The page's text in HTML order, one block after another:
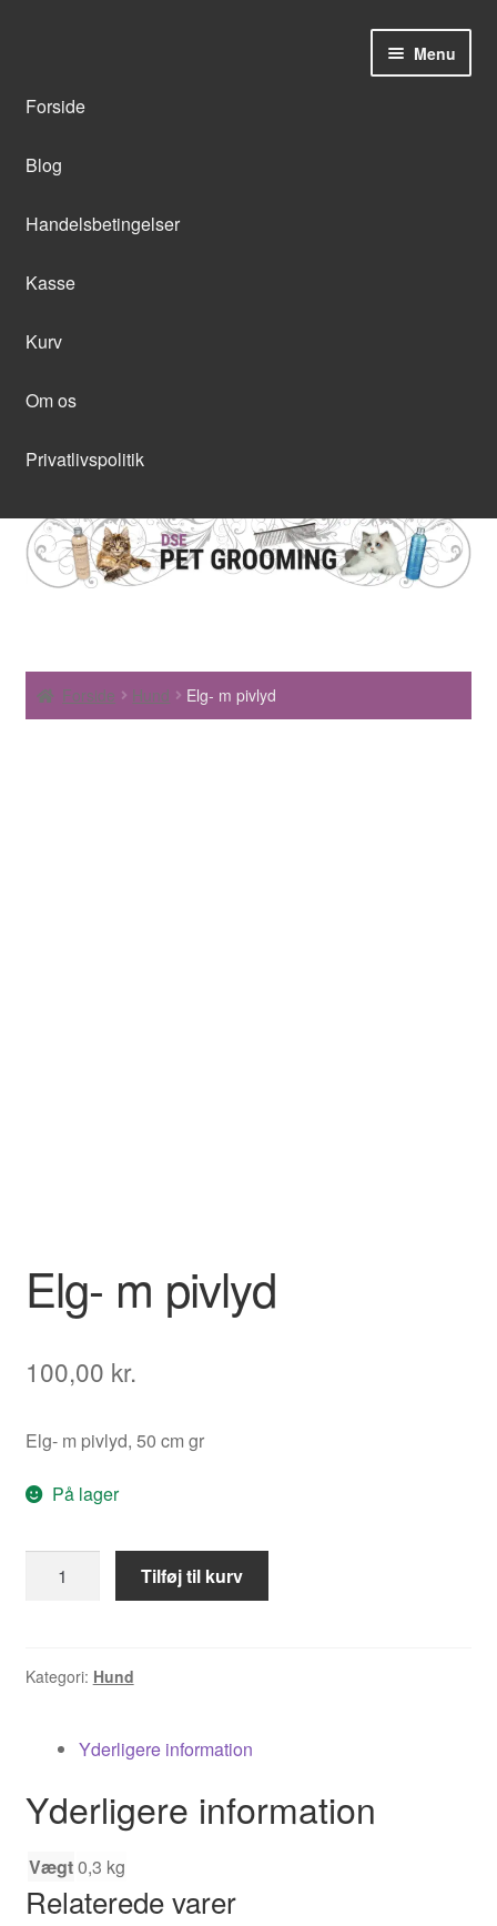
Menu
Forside
Blog
Handelsbetingelser
Kasse
Kurv
Om os
Privatlivspolitik
Forside Hund Elg- m pivlyd
Elg- m pivlyd
100,00 kr.
Elg- m pivlyd, 50 cm gr
På lager
Tilføj til kurv
Kategori: Hund
Yderligere information
Yderligere information
Vægt0,3 kg
Relaterede varer